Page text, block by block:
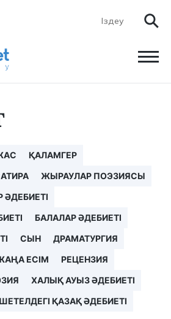
ҚАЛАМГЕР
ЖЫРАУЛАР ПОЭЗИЯСЫ
ӘДЕБИЕТІ
БАЛАЛАР ӘДЕБИЕТІ
СЫН
ДРАМАТУРГИЯ
ЕСІМ
РЕЦЕНЗИЯ
ХАЛЫҚ АУЫЗ ӘДЕБИЕТІ
ШЕТЕЛДЕГІ ҚАЗАҚ ӘДЕБИЕТІ